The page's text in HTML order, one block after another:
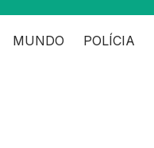
MUNDO POLÍCIA